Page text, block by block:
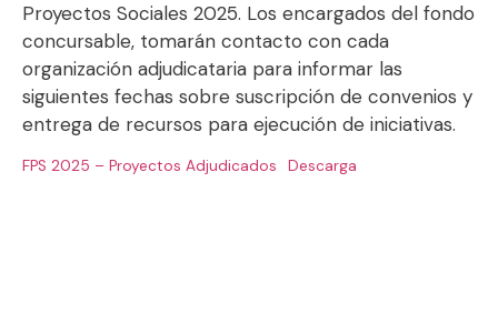
Proyectos Sociales 2025. Los encargados del fondo
concursable, tomarán contacto con cada
organización adjudicataria para informar las
siguientes fechas sobre suscripción de convenios y
entrega de recursos para ejecución de iniciativas.
FPS 2025 – Proyectos Adjudicados Descarga